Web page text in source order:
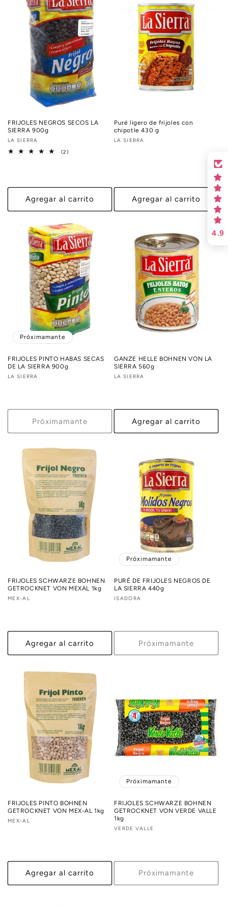
FRIJOLES NEGROS SECOS LA
SIERRA 900g
Proveedor:
LA SIERRA
(2)
Agregar al carrito
Puré ligero de frijoles con
chipotle 430 g
Proveedor:
LA SIERRA
Agregar al carrito
Próximamante
FRIJOLES PINTO HABAS SECAS
DE LA SIERRA 900g
Proveedor:
LA SIERRA
Próximamante
GANZE HELLE BOHNEN VON LA
SIERRA 560g
Proveedor:
LA SIERRA
Agregar al carrito
FRIJOLES SCHWARZE BOHNEN
GETROCKNET VON MEXAL 1kg
Proveedor:
MEX-AL
Agregar al carrito
Próximamante
PURÉ DE FRIJOLES NEGROS DE
LA SIERRA 440g
Proveedor:
ISADORA
Próximamante
FRIJOLES PINTO BOHNEN
GETROCKNET VON MEX-AL 1kg
Proveedor:
MEX-AL
Agregar al carrito
Próximamante
FRIJOLES SCHWARZE BOHNEN
GETROCKNET VON VERDE VALLE
1kg
Proveedor:
VERDE VALLE
Próximamante
4.9